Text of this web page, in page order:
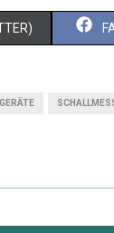
S
O
N